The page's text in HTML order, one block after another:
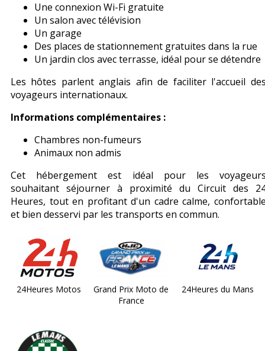
Une connexion Wi-Fi gratuite
Un salon avec télévision
Un garage
Des places de stationnement gratuites dans la rue
Un jardin clos avec terrasse, idéal pour se détendre
Les hôtes parlent anglais afin de faciliter l'accueil
voyageurs internationaux.
Informations complémentaires :
Chambres non-fumeurs
Animaux non admis
Cet hébergement est idéal pour les
souhaitant séjourner à proximité du Circuit des
Heures, tout en profitant d'un cadre calme,
et bien desservi par les transports en commun.
24Heures Motos
Grand Prix Moto de
France
24Heures du Mans